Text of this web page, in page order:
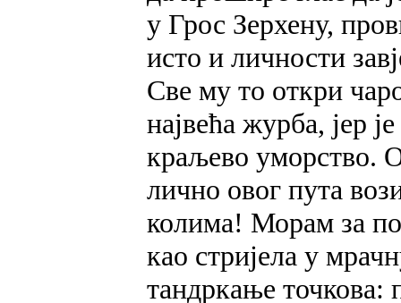
у Грос Зерхену,
исто и личности
Све му то откри
највећа журба, јер
краљево уморство.
лично овог пута
колима! Морам за
као стријела у
тандркање точкова: